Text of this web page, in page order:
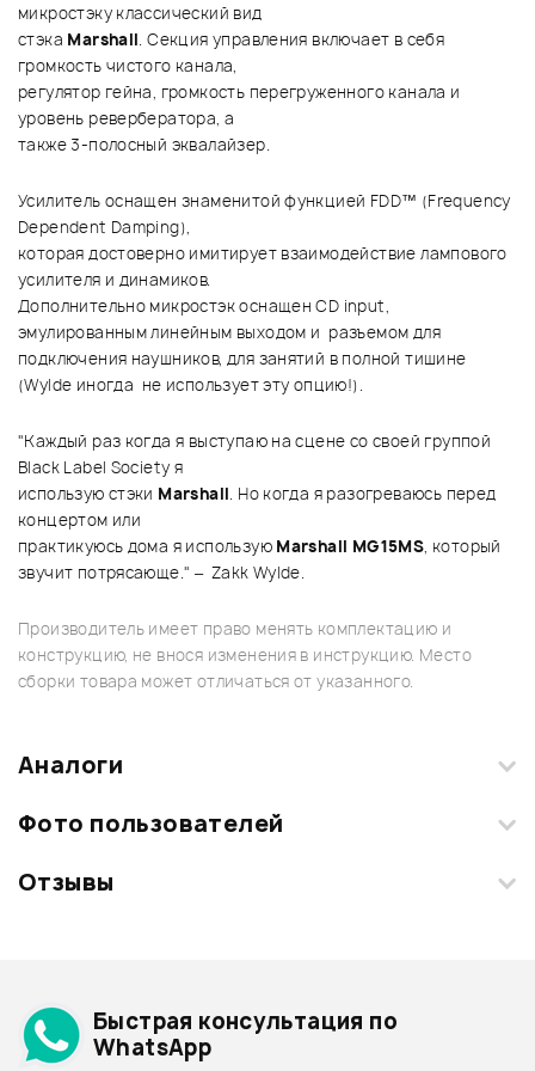
микростэку классический вид
стэка Marshall. Секция управления включает в себя
громкость чистого канала,
регулятор гейна, громкость перегруженного канала и
уровень ревербератора, а
также 3-полосный эквалайзер.
Усилитель оснащен знаменитой функцией FDD™ (Frequency
Dependent Damping),
которая достоверно имитирует взаимодействие лампового
усилителя и динамиков.
Дополнительно микростэк оснащен CD input,
эмулированным линейным выходом и разъемом для
подключения наушников, для занятий в полной тишине
(Wylde иногда не использует эту опцию!).
"Каждый раз когда я выступаю на сцене со своей группой
Black Label Society я
использую стэки Marshall. Но когда я разогреваюсь перед
концертом или
практикуюсь дома я использую Marshall MG15MS, который
звучит потрясающе." – Zakk Wylde.
Производитель имеет право менять комплектацию и
конструкцию, не внося изменения в инструкцию. Место
сборки товара может отличаться от указанного.
Аналоги
Фото пользователей
Загрузите свои фотографии купленного товара и получите
Отзывы
Архив товаров - дешевле
Архив товаров - дороже
Быстрая консультация по
WhatsApp